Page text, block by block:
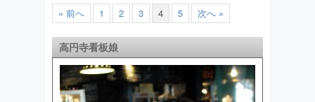
« 前へ 1 2 3 4 5 次へ »
高円寺看板娘